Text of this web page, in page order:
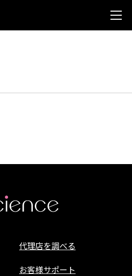
代理店を調べる
お客様サポート